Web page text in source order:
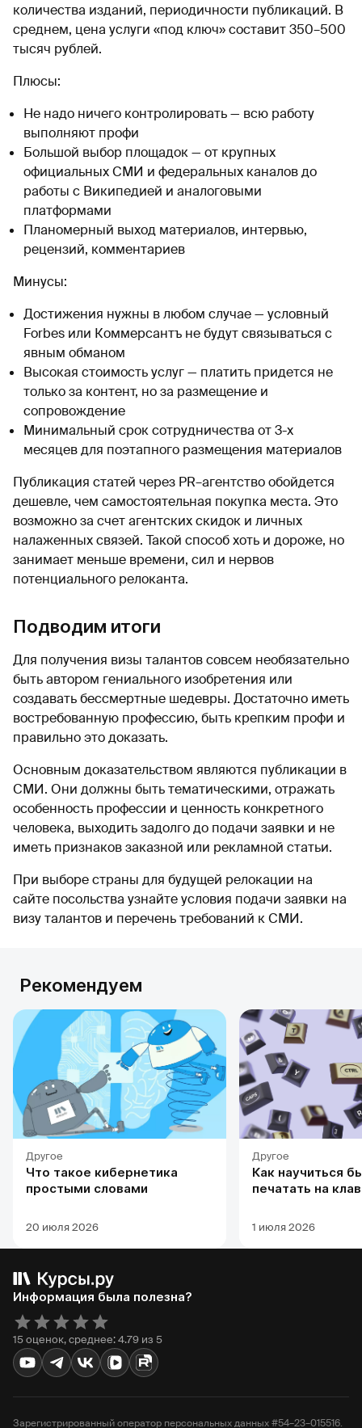
количества изданий, периодичности публикаций. В
среднем, цена услуги «под ключ» составит 350–500
тысяч рублей.
Плюсы:
Не надо ничего контролировать — всю работу
выполняют профи
Большой выбор площадок — от крупных
официальных СМИ и федеральных каналов до
работы с Википедией и аналоговыми
платформами
Планомерный выход материалов, интервью,
рецензий, комментариев
Минусы:
Достижения нужны в любом случае — условный
Forbes или Коммерсантъ не будут связываться с
явным обманом
Высокая стоимость услуг — платить придется не
только за контент, но за размещение и
сопровождение
Минимальный срок сотрудничества от 3-х
месяцев для поэтапного размещения материалов
Публикация статей через PR–агентство обойдется
дешевле, чем самостоятельная покупка места. Это
возможно за счет агентских скидок и личных
налаженных связей. Такой способ хоть и дороже, но
занимает меньше времени, сил и нервов
потенциального релоканта.
Подводим итоги
Для получения визы талантов совсем необязательно
быть автором гениального изобретения или
создавать бессмертные шедевры. Достаточно иметь
востребованную профессию, быть крепким профи и
правильно это доказать.
Основным доказательством являются публикации в
СМИ. Они должны быть тематическими, отражать
особенность профессии и ценность конкретного
человека, выходить задолго до подачи заявки и не
иметь признаков заказной или рекламной статьи.
При выборе страны для будущей релокации на
сайте посольства узнайте условия подачи заявки на
визу талантов и перечень требований к СМИ.
Рекомендуем
Другое
Что такое кибернетика
простыми словами
20 июля 2026
Другое
Как научиться
печатать на
1 июля 2026
Информация была полезна?
15 оценок, среднее: 4.79 из 5
Зарегистрированный оператор персональных данных #54–23–015516.